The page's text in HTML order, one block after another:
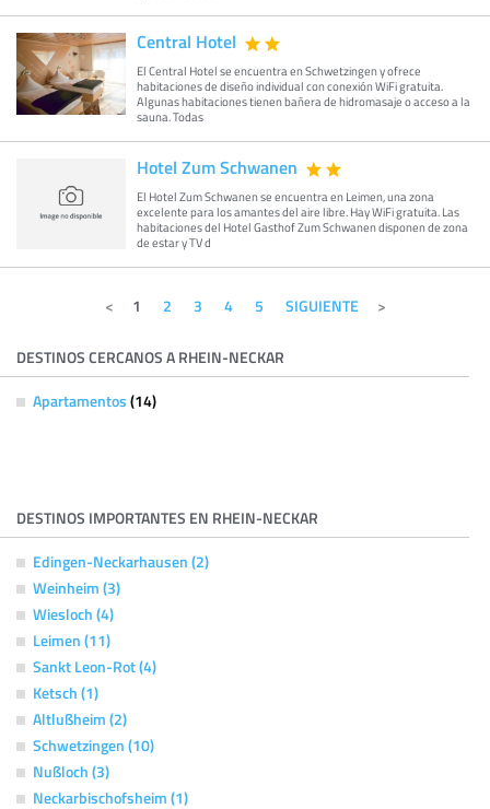
Central Hotel
El Central Hotel se encuentra en Schwetzingen y ofrece
habitaciones de diseño individual con conexión WiFi gratuita.
Algunas habitaciones tienen bañera de hidromasaje o acceso a la
sauna. Todas
Hotel Zum Schwanen
El Hotel Zum Schwanen se encuentra en Leimen, una zona
excelente para los amantes del aire libre. Hay WiFi gratuita. Las
habitaciones del Hotel Gasthof Zum Schwanen disponen de zona
de estar y TV d
1 2 3 4 5 SIGUIENTE
DESTINOS CERCANOS A RHEIN-NECKAR
Apartamentos (14)
DESTINOS IMPORTANTES EN RHEIN-NECKAR
Edingen-Neckarhausen (2)
Weinheim (3)
Wiesloch (4)
Leimen (11)
Sankt Leon-Rot (4)
Ketsch (1)
Altlußheim (2)
Schwetzingen (10)
Nußloch (3)
Neckarbischofsheim (1)